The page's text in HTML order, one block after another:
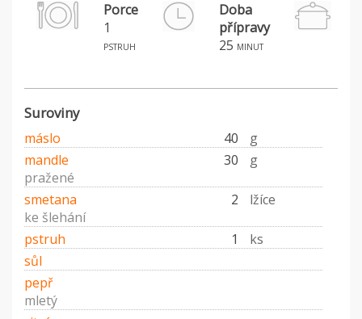
Porce
1
pstruh
Doba
přípravy
25 minut
Suroviny
máslo 40
g
mandle
30
g
pražené
smetana
2
lžíce
ke šlehání
pstruh
1
ks
sůl
pepř
mletý